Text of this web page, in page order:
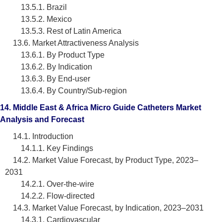
13.5.1. Brazil
13.5.2. Mexico
13.5.3. Rest of Latin America
13.6. Market Attractiveness Analysis
13.6.1. By Product Type
13.6.2. By Indication
13.6.3. By End-user
13.6.4. By Country/Sub-region
14. Middle East & Africa Micro Guide Catheters Market
Analysis and Forecast
14.1. Introduction
14.1.1. Key Findings
14.2. Market Value Forecast, by Product Type, 2023–
2031
14.2.1. Over-the-wire
14.2.2. Flow-directed
14.3. Market Value Forecast, by Indication, 2023–2031
14.3.1. Cardiovascular